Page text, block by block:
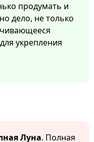
продумать и
дело, не только
укрепления
Луна. Полная